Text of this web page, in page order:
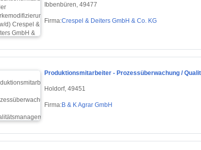
Ibbenbüren, 49477
Firma:Crespel & Deiters GmbH & Co. KG
Produktionsmitarbeiter - Prozessüberwachung /
Holdorf, 49451
Firma:B & K Agrar GmbH